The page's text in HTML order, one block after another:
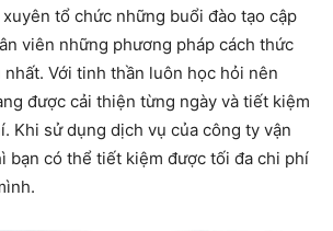
tổ chức những buổi đào tạo cập
viên những phương pháp cách thức
Với tinh thần luôn học hỏi nên
được cải thiện từng ngày và tiết kiệm
Khi sử dụng dịch vụ của công ty vận
bạn có thể tiết kiệm được tối đa chi phí